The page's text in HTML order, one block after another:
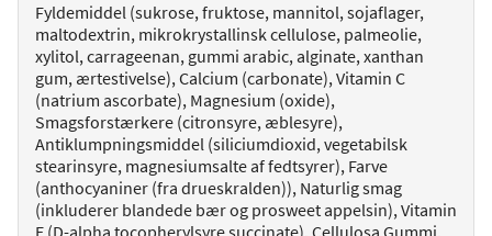
Fyldemiddel (sukrose, fruktose, mannitol, sojaflager,
maltodextrin, mikrokrystallinsk cellulose, palmeolie,
xylitol, carrageenan, gummi arabic, alginate, xanthan
gum, ærtestivelse), Calcium (carbonate), Vitamin C
(natrium ascorbate), Magnesium (oxide),
Smagsforstærkere (citronsyre, æblesyre),
Antiklumpningsmiddel (siliciumdioxid, vegetabilsk
stearinsyre, magnesiumsalte af fedtsyrer), Farve
(anthocyaniner (fra drueskralden)), Naturlig smag
(inkluderer blandede bær og prosweet appelsin), Vitamin
E (D-alpha tocopherylsyre succinate), Cellulosa Gummi,